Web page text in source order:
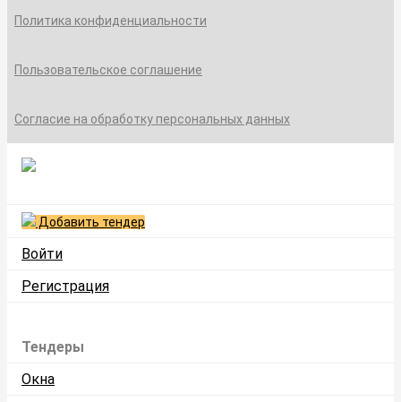
Политика конфиденциальности
Пользовательское соглашение
Согласие на обработку персональных данных
Добавить тендер
Войти
Регистрация
Тендеры
Окна